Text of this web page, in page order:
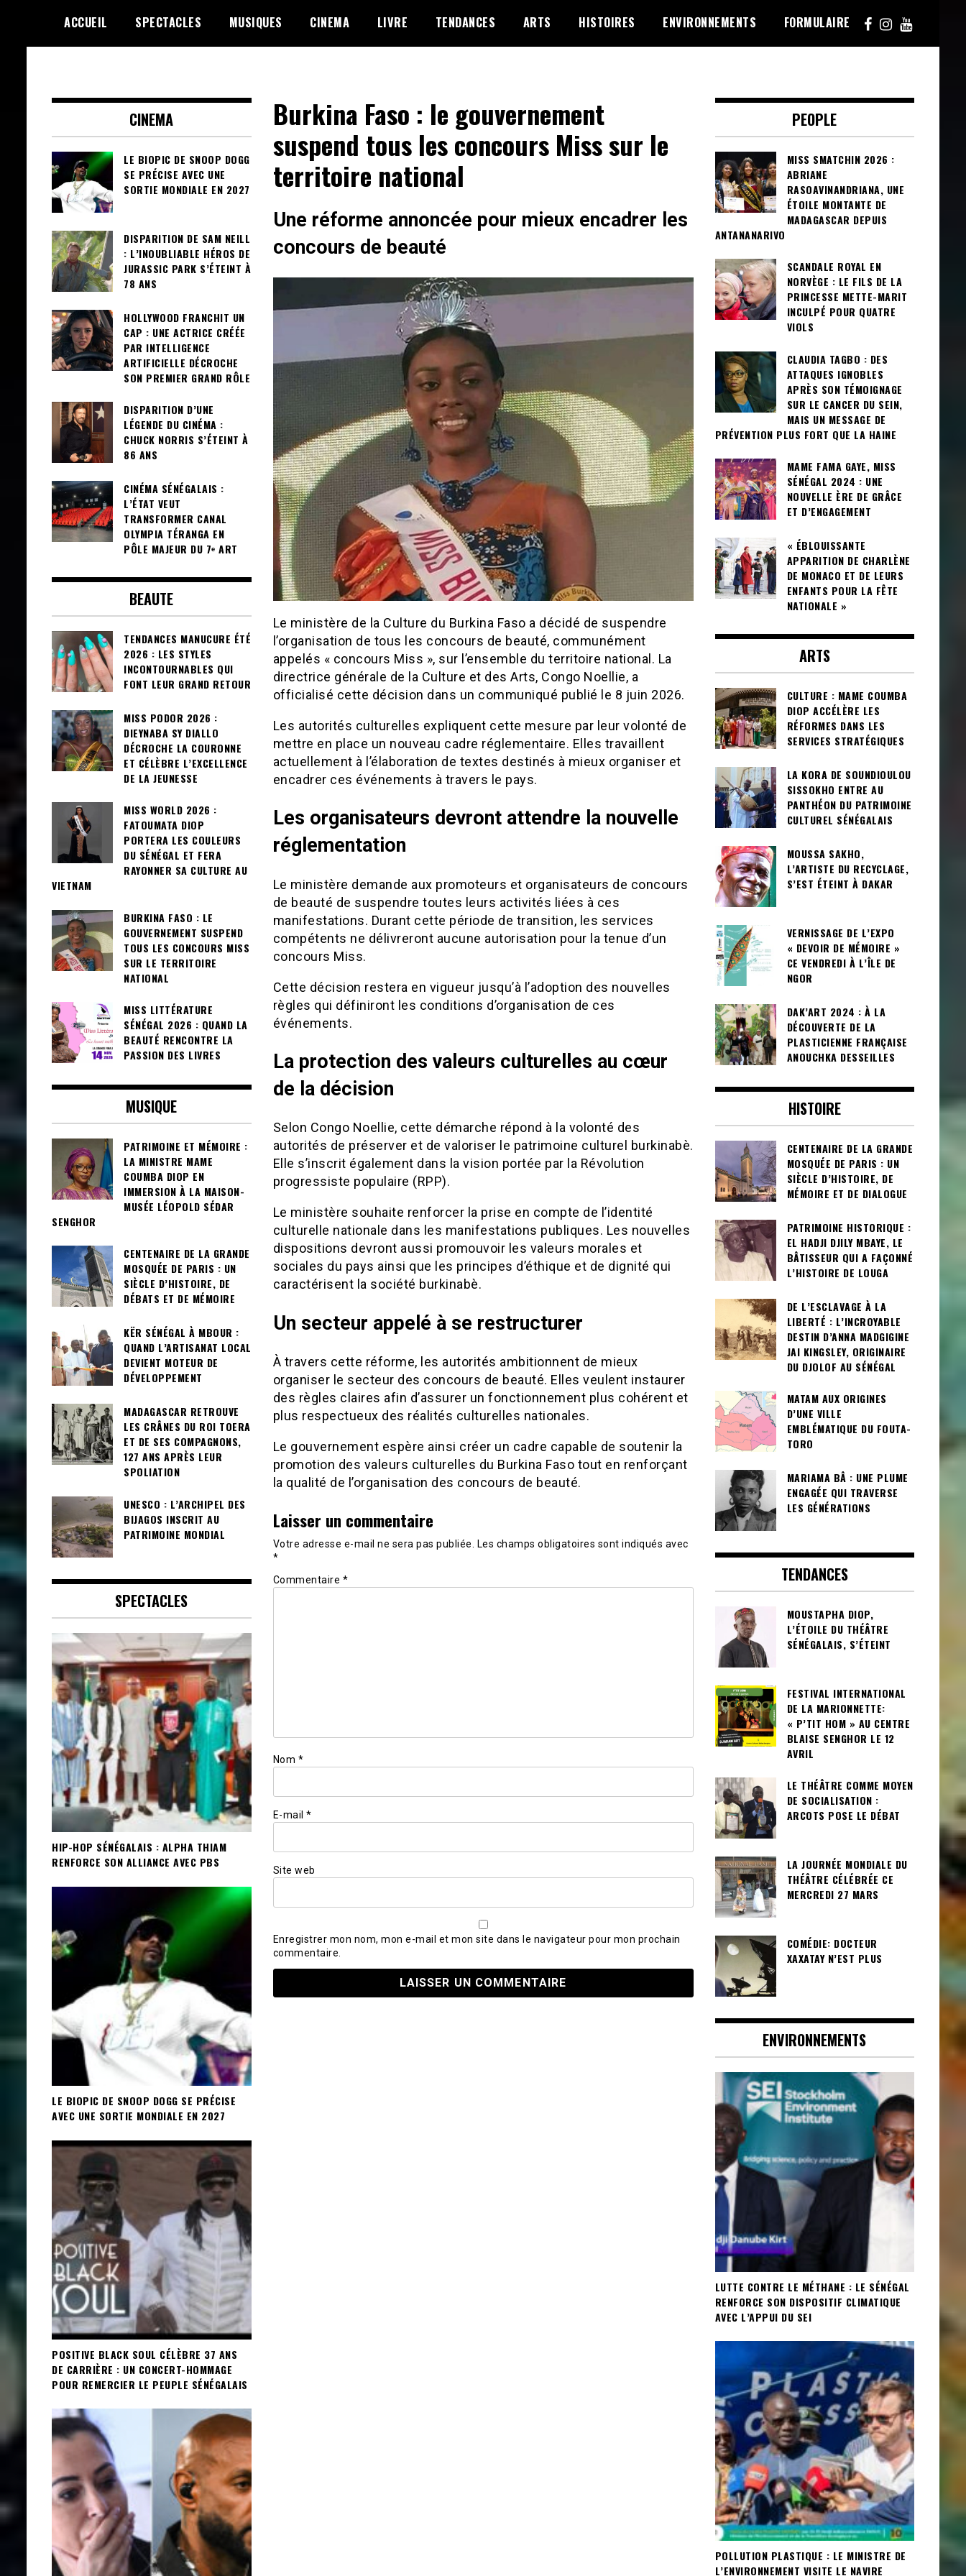
content
ACCUEIL SPECTACLES MUSIQUES CINEMA LIVRE TENDANCES ARTS HISTOIRES ENVIRONNEMENTS FORMULAIRE
sunuculture
Burkina Faso : le gouvernement
suspend tous les concours Miss sur le
territoire national
Une réforme annoncée pour mieux encadrer les
concours de beauté
Le ministère de la Culture du Burkina Faso a décidé de suspendre
l’organisation de tous les concours de beauté, communément
appelés « concours Miss », sur l’ensemble du territoire national. La
directrice générale de la Culture et des Arts, Congo Noellie, a
officialisé cette décision dans un communiqué publié le 8 juin 2026.
Les autorités culturelles expliquent cette mesure par leur volonté de
mettre en place un nouveau cadre réglementaire. Elles travaillent
actuellement à l’élaboration de textes destinés à mieux organiser et
encadrer ces événements à travers le pays.
Les organisateurs devront attendre la nouvelle
réglementation
Le ministère demande aux promoteurs et organisateurs de concours
de beauté de suspendre toutes leurs activités liées à ces
manifestations. Durant cette période de transition, les services
compétents ne délivreront aucune autorisation pour la tenue d’un
concours Miss.
Cette décision restera en vigueur jusqu’à l’adoption des nouvelles
règles qui définiront les conditions d’organisation de ces
événements.
La protection des valeurs culturelles au cœur
de la décision
Selon Congo Noellie, cette démarche répond à la volonté des
autorités de préserver et de valoriser le patrimoine culturel burkinabè.
Elle s’inscrit également dans la vision portée par la Révolution
progressiste populaire (RPP).
Le ministère souhaite renforcer la prise en compte de l’identité
culturelle nationale dans les manifestations publiques. Les nouvelles
dispositions devront aussi promouvoir les valeurs morales et
sociales du pays ainsi que les principes d’éthique et de dignité qui
caractérisent la société burkinabè.
Un secteur appelé à se restructurer
À travers cette réforme, les autorités ambitionnent de mieux
organiser le secteur des concours de beauté. Elles veulent instaurer
des règles claires afin d’assurer un fonctionnement plus cohérent et
plus respectueux des réalités culturelles nationales.
Le gouvernement espère ainsi créer un cadre capable de soutenir la
promotion des valeurs culturelles du Burkina Faso tout en renforçant
la qualité de l’organisation des concours de beauté.
Laisser un commentaire
Votre adresse e-mail ne sera pas publiée. Les champs obligatoires sont indiqués avec
*
Commentaire *
Nom *
E-mail *
Site web
Enregistrer mon nom, mon e-mail et mon site dans le navigateur pour mon prochain
commentaire.
CINEMA
LE BIOPIC DE SNOOP DOGG
SE PRÉCISE AVEC UNE
SORTIE MONDIALE EN 2027
DISPARITION DE SAM NEILL
: L’INOUBLIABLE HÉROS DE
JURASSIC PARK S’ÉTEINT À
78 ANS
HOLLYWOOD FRANCHIT UN
CAP : UNE ACTRICE CRÉÉE
PAR INTELLIGENCE
ARTIFICIELLE DÉCROCHE
SON PREMIER GRAND RÔLE
DISPARITION D’UNE
LÉGENDE DU CINÉMA :
CHUCK NORRIS S’ÉTEINT À
86 ANS
CINÉMA SÉNÉGALAIS :
L’ÉTAT VEUT
TRANSFORMER CANAL
OLYMPIA TÉRANGA EN
PÔLE MAJEUR DU 7ᵉ ART
BEAUTE
TENDANCES MANUCURE ÉTÉ
2026 : LES STYLES
INCONTOURNABLES QUI
FONT LEUR GRAND RETOUR
MISS PODOR 2026 :
DIEYNABA SY DIALLO
DÉCROCHE LA COURONNE
ET CÉLÈBRE L’EXCELLENCE
DE LA JEUNESSE
MISS WORLD 2026 :
FATOUMATA DIOP
PORTERA LES COULEURS
DU SÉNÉGAL ET FERA
RAYONNER SA CULTURE AU
VIETNAM
BURKINA FASO : LE
GOUVERNEMENT SUSPEND
TOUS LES CONCOURS MISS
SUR LE TERRITOIRE
NATIONAL
MISS LITTÉRATURE
SÉNÉGAL 2026 : QUAND LA
BEAUTÉ RENCONTRE LA
PASSION DES LIVRES
MUSIQUE
PATRIMOINE ET MÉMOIRE :
LA MINISTRE MAME
COUMBA DIOP EN
IMMERSION À LA MAISON-
MUSÉE LÉOPOLD SÉDAR
SENGHOR
CENTENAIRE DE LA GRANDE
MOSQUÉE DE PARIS : UN
SIÈCLE D’HISTOIRE, DE
DÉBATS ET DE MÉMOIRE
KËR SÉNÉGAL À MBOUR :
QUAND L’ARTISANAT LOCAL
DEVIENT MOTEUR DE
DÉVELOPPEMENT
MADAGASCAR RETROUVE
LES CRÂNES DU ROI TOERA
ET DE SES COMPAGNONS,
127 ANS APRÈS LEUR
SPOLIATION
UNESCO : L’ARCHIPEL DES
BIJAGOS INSCRIT AU
PATRIMOINE MONDIAL
SPECTACLES
HIP-HOP SÉNÉGALAIS : ALPHA THIAM
RENFORCE SON ALLIANCE AVEC PBS
LE BIOPIC DE SNOOP DOGG SE PRÉCISE
AVEC UNE SORTIE MONDIALE EN 2027
POSITIVE BLACK SOUL CÉLÈBRE 37 ANS
DE CARRIÈRE : UN CONCERT-HOMMAGE
POUR REMERCIER LE PEUPLE SÉNÉGALAIS
PEOPLE
MISS SMATCHIN 2026 :
ABRIANE
RASOAVINANDRIANA, UNE
ÉTOILE MONTANTE DE
MADAGASCAR DEPUIS
ANTANANARIVO
SCANDALE ROYAL EN
NORVÈGE : LE FILS DE LA
PRINCESSE METTE-MARIT
INCULPÉ POUR QUATRE
VIOLS
CLAUDIA TAGBO : DES
ATTAQUES IGNOBLES
APRÈS SON TÉMOIGNAGE
SUR LE CANCER DU SEIN,
MAIS UN MESSAGE DE
PRÉVENTION PLUS FORT QUE LA HAINE
MAME FAMA GAYE, MISS
SÉNÉGAL 2024 : UNE
NOUVELLE ÈRE DE GRÂCE
ET D’ENGAGEMENT
« ÉBLOUISSANTE
APPARITION DE CHARLÈNE
DE MONACO ET DE LEURS
ENFANTS POUR LA FÊTE
NATIONALE »
ARTS
CULTURE : MAME COUMBA
DIOP ACCÉLÈRE LES
RÉFORMES DANS LES
SERVICES STRATÉGIQUES
LA KORA DE SOUNDIOULOU
SISSOKHO ENTRE AU
PANTHÉON DU PATRIMOINE
CULTUREL SÉNÉGALAIS
MOUSSA SAKHO,
L’ARTISTE DU RECYCLAGE,
S’EST ÉTEINT À DAKAR
VERNISSAGE DE L’EXPO
« DEVOIR DE MÉMOIRE »
CE VENDREDI À L’ÎLE DE
NGOR
DAK’ART 2024 : À LA
DÉCOUVERTE DE LA
PLASTICIENNE FRANÇAISE
ANOUCHKA DESSEILLES
HISTOIRE
CENTENAIRE DE LA GRANDE
MOSQUÉE DE PARIS : UN
SIÈCLE D’HISTOIRE, DE
MÉMOIRE ET DE DIALOGUE
PATRIMOINE HISTORIQUE :
EL HADJI DJILY MBAYE, LE
BÂTISSEUR QUI A FAÇONNÉ
L’HISTOIRE DE LOUGA
DE L’ESCLAVAGE À LA
LIBERTÉ : L’INCROYABLE
DESTIN D’ANNA MADGIGINE
JAI KINGSLEY, ORIGINAIRE
DU DJOLOF AU SÉNÉGAL
MATAM AUX ORIGINES
D’UNE VILLE
EMBLÉMATIQUE DU FOUTA-
TORO
MARIAMA BÂ : UNE PLUME
ENGAGÉE QUI TRAVERSE
LES GÉNÉRATIONS
TENDANCES
MOUSTAPHA DIOP,
L’ÉTOILE DU THÉÂTRE
SÉNÉGALAIS, S’ÉTEINT
FESTIVAL INTERNATIONAL
DE LA MARIONNETTE:
« P’TIT HOM » AU CENTRE
BLAISE SENGHOR LE 12
AVRIL
LE THÉÂTRE COMME MOYEN
DE SOCIALISATION :
ARCOTS POSE LE DÉBAT
LA JOURNÉE MONDIALE DU
THÉÂTRE CÉLÉBRÉE CE
MERCREDI 27 MARS
COMÉDIE: DOCTEUR
XAXATAY N’EST PLUS
ENVIRONNEMENTS
LUTTE CONTRE LE MÉTHANE : LE SÉNÉGAL
RENFORCE SON DISPOSITIF CLIMATIQUE
AVEC L’APPUI DU SEI
POLLUTION PLASTIQUE : LE MINISTRE DE
L’ENVIRONNEMENT VISITE LE NAVIRE